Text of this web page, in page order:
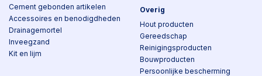
Cement gebonden artikelen
Accessoires en benodigdheden
Drainagemortel
Inveegzand
Kit en lijm
Overig
Hout producten
Gereedschap
Reinigingsproducten
Bouwproducten
Persoonlijke bescherming